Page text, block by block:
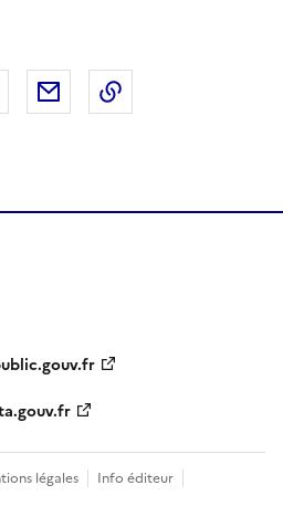
sur X
Partager sur LinkedIn
Partager par email
légales
Info éditeur